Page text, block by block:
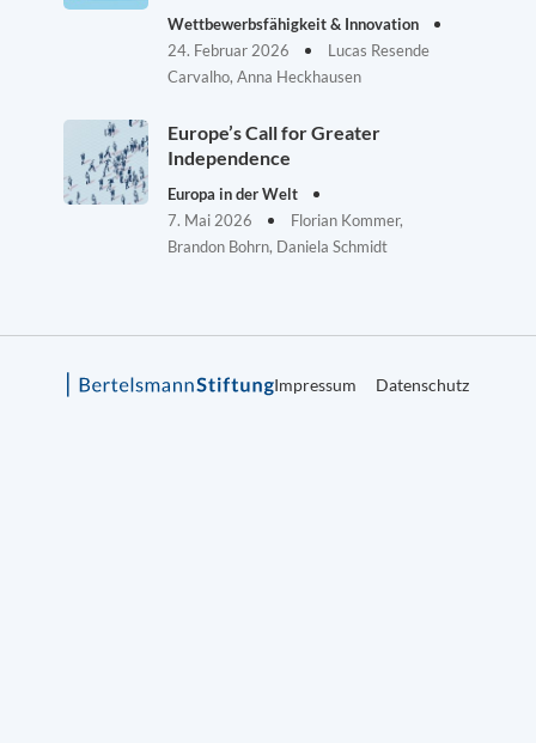
Wettbewerbsfähigkeit & Innovation
24. Februar 2026
Lucas Resende
Carvalho, Anna Heckhausen
Europe’s Call for Greater
Independence
Europa in der Welt
7. Mai 2026
Florian Kommer,
Brandon Bohrn, Daniela Schmidt
Impressum Datenschutz